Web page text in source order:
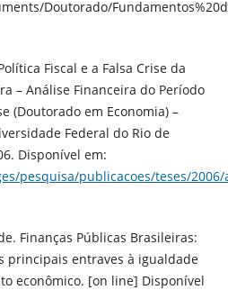
Doutorado/
Fiscal e a Falsa Crise da
– Análise Financeira do Período
(Doutorado em Economia) –
Federal do Rio de
Disponível em:
pesquisa/publicacoes/teses/2006/
Finanças Públicas Brasileiras:
principais entraves à igualdade
econômico. [on line] Disponível